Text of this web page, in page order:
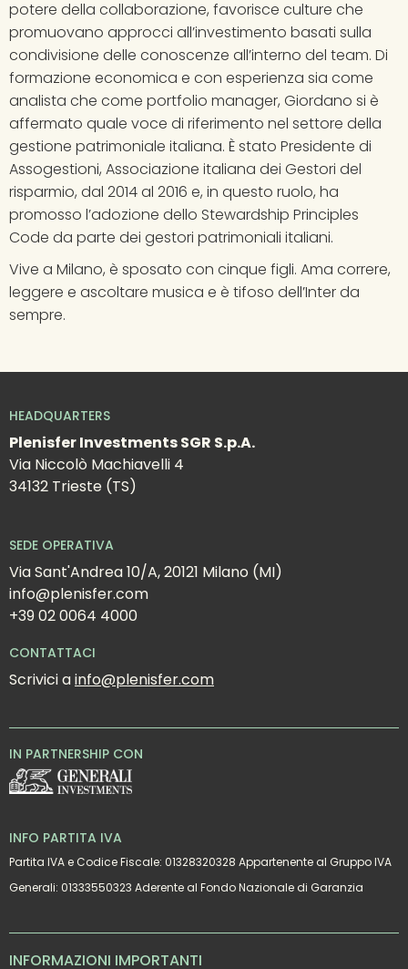
potere della collaborazione, favorisce culture che
promuovano approcci all’investimento basati sulla
condivisione delle conoscenze all’interno del team. Di
formazione economica e con esperienza sia come
analista che come portfolio manager, Giordano si è
affermato quale voce di riferimento nel settore della
gestione patrimoniale italiana. È stato Presidente di
Assogestioni, Associazione italiana dei Gestori del
risparmio, dal 2014 al 2016 e, in questo ruolo, ha
promosso l’adozione dello Stewardship Principles
Code da parte dei gestori patrimoniali italiani.
Vive a Milano, è sposato con cinque figli. Ama correre,
leggere e ascoltare musica e è tifoso dell’Inter da
sempre.
HEADQUARTERS
Plenisfer Investments SGR S.p.A.
Via Niccolò Machiavelli 4
34132 Trieste (TS)
SEDE OPERATIVA
Via Sant'Andrea 10/A, 20121 Milano (MI)
info@plenisfer.com
+39 02 0064 4000
CONTATTACI
Scrivici a info@plenisfer.com
IN PARTNERSHIP CON
INFO PARTITA IVA
Partita IVA e Codice Fiscale: 01328320328 Appartenente al Gruppo IVA
Generali: 01333550323 Aderente al Fondo Nazionale di Garanzia
INFORMAZIONI IMPORTANTI